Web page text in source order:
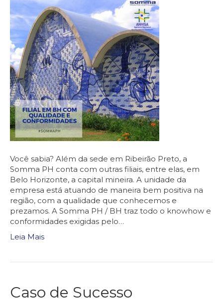
Você sabia? Além da sede em Ribeirão Preto, a
Somma PH conta com outras filiais, entre elas, em
Belo Horizonte, a capital mineira. A unidade da
empresa está atuando de maneira bem positiva na
região, com a qualidade que conhecemos e
prezamos. A Somma PH / BH traz todo o knowhow e
conformidades exigidas pelo…
Leia Mais
Caso de Sucesso